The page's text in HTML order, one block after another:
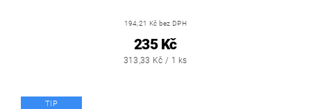
194,21 Kč bez DPH
235 Kč
313,33 Kč / 1 ks
TIP